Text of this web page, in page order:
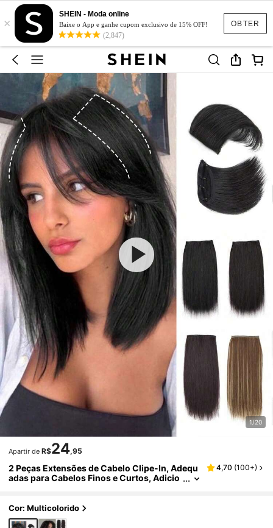
OBTER
×
SHEIN - Moda online
Baixe o App e ganhe cupom exclusivo de 15% OFF!
(2,847)
1/20
Apartir de R$24,95
2 Peças Extensões de Cabelo Clipe-In, Adequ
adas para Cabelos Finos e Curtos, Adicio
4,70 (100+)
Cor: Multicolorido